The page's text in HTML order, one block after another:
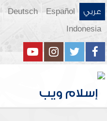
عربي Español
Deutsch
Indonesia